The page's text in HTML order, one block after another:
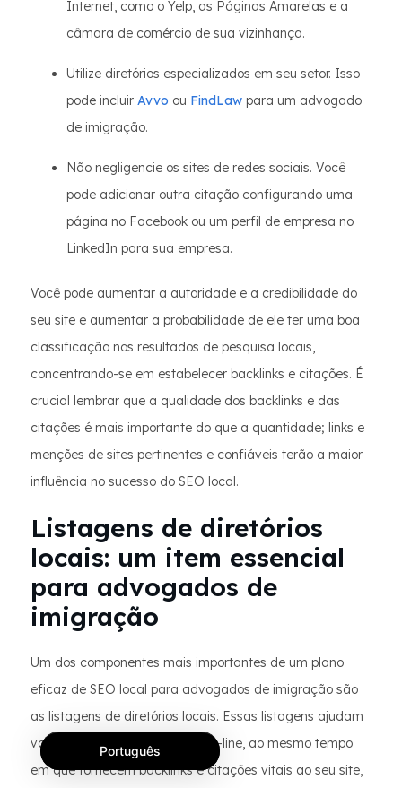
Internet, como o Yelp, as Páginas Amarelas e a
câmara de comércio de sua vizinhança.
Utilize diretórios especializados em seu setor. Isso
pode incluir Avvo ou FindLaw para um advogado
de imigração.
Não negligencie os sites de redes sociais. Você
pode adicionar outra citação configurando uma
página no Facebook ou um perfil de empresa no
LinkedIn para sua empresa.
Você pode aumentar a autoridade e a credibilidade do
seu site e aumentar a probabilidade de ele ter uma boa
classificação nos resultados de pesquisa locais,
concentrando-se em estabelecer backlinks e citações. É
crucial lembrar que a qualidade dos backlinks e das
citações é mais importante do que a quantidade; links e
menções de sites pertinentes e confiáveis terão a maior
influência no sucesso do SEO local.
Listagens de diretórios
locais: um item essencial
para advogados de
imigração
Um dos componentes mais importantes de um plano
eficaz de SEO local para advogados de imigração são
as listagens de diretórios locais. Essas listagens ajudam
você a se tornar mais visível on-line, ao mesmo tempo
em que fornecem backlinks e citações vitais ao seu site,
Português